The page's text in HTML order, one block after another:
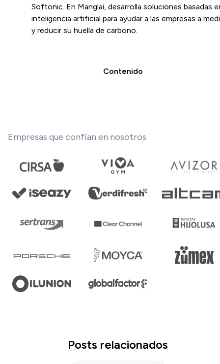
Softonic. En Manglai, desarrolla soluciones basadas
inteligencia artificial para ayudar a las empresas a
y reducir su huella de carbono.
Contenido
Empresas que confían en nosotros
Posts relacionados